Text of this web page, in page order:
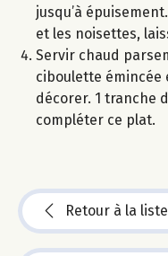
jusqu’à
et les noisettes,
Servir chaud
ciboulette émincée
décorer. 1 tranche
compléter ce plat.
Retour à la liste